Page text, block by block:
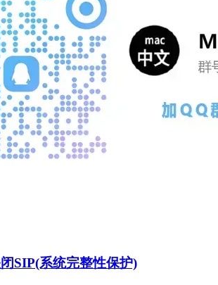
SIP(系统完整性保护)